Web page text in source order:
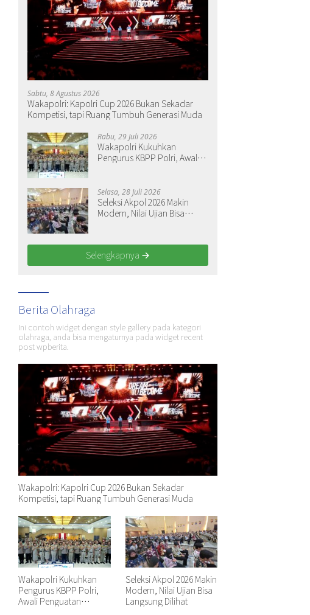
Sabtu, 8 Agustus 2026
Wakapolri: Kapolri Cup 2026 Bukan Sekadar
Kompetisi, tapi Ruang Tumbuh Generasi Muda
Rabu, 29 Juli 2026
Wakapolri Kukuhkan
Pengurus KBPP Polri, Awali
Selasa, 28 Juli 2026
Seleksi Akpol 2026 Makin
Modern, Nilai Ujian Bisa
Selengkapnya
Berita Olahraga
Ini contoh widget dengan style gallery pada kategori
olahraga, anda bisa mengaturnya pada widget recent
post wpberita.
Wakapolri: Kapolri Cup 2026 Bukan Sekadar
Kompetisi, tapi Ruang Tumbuh Generasi Muda
Wakapolri Kukuhkan
Pengurus KBPP Polri,
Awali Penguatan
Seleksi Akpol 2026 Makin
Modern, Nilai Ujian Bisa
Langsung Dilihat